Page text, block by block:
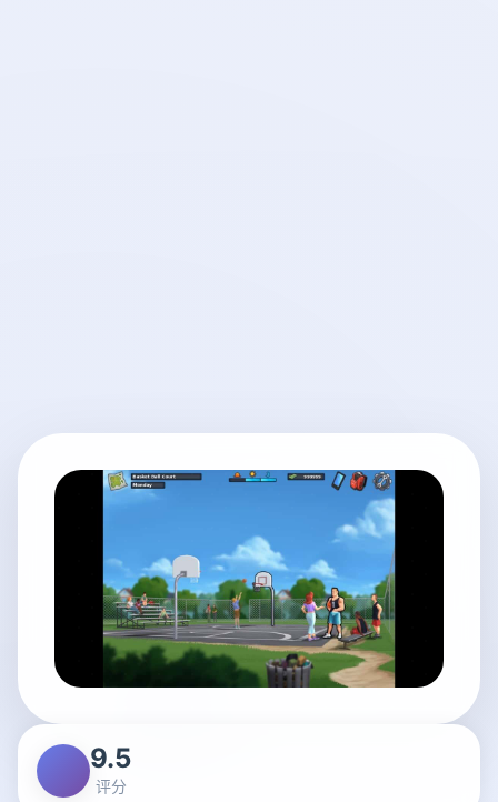
9.5
评分